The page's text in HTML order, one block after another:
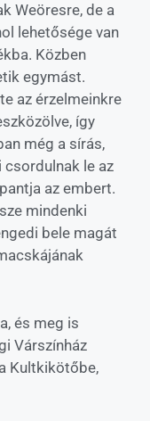
Weöresre, de a
lehetősége van
Közben
egymást.
az érzelmeinkre
így
még a sírás,
csordulnak le az
az embert.
mindenki
bele magát
és meg is
Várszínház
Kultkikötőbe,